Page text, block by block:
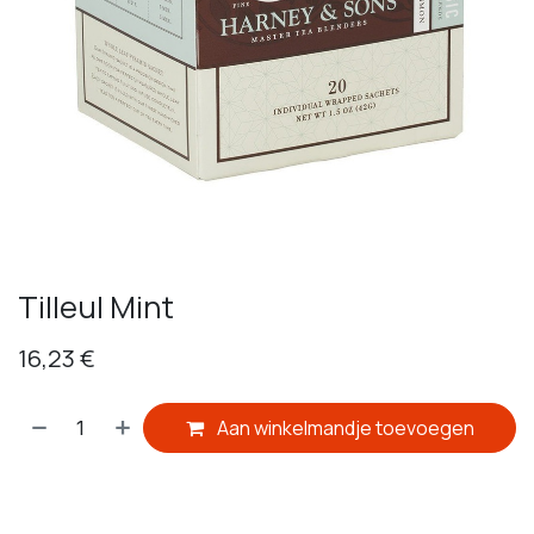
Tilleul Mint
16,23€
Aan winkelmandje toevoegen